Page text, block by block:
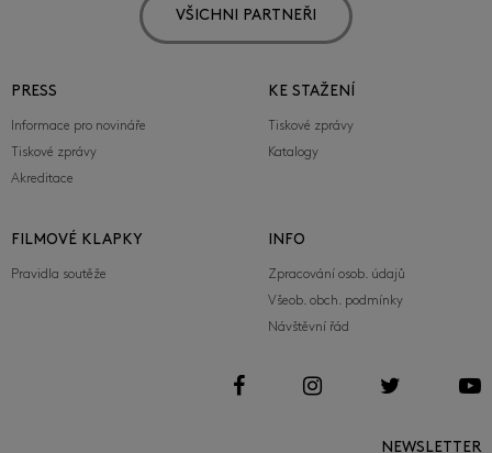
VŠICHNI PARTNEŘI
PRESS
Informace pro novináře
Tiskové zprávy
Akreditace
KE STAŽENÍ
Tiskové zprávy
Katalogy
FILMOVÉ KLAPKY
Pravidla soutěže
INFO
Zpracování osob. údajů
Všeob. obch. podmínky
Návštěvní řád
NEWSLETTER